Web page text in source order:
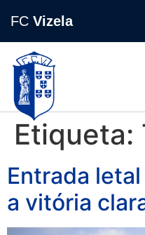
FC Vizela
Etiqueta:
Entrada
a vitória